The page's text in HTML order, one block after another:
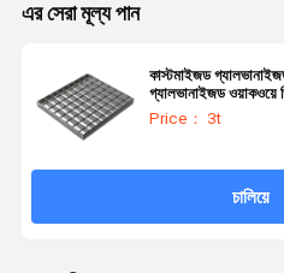
এর সেরা মূল্য পান
কাস্টমাইজড
গ্যালভানাইজড ওয়াকওয়ে
Price： 3t
চালিয়ে